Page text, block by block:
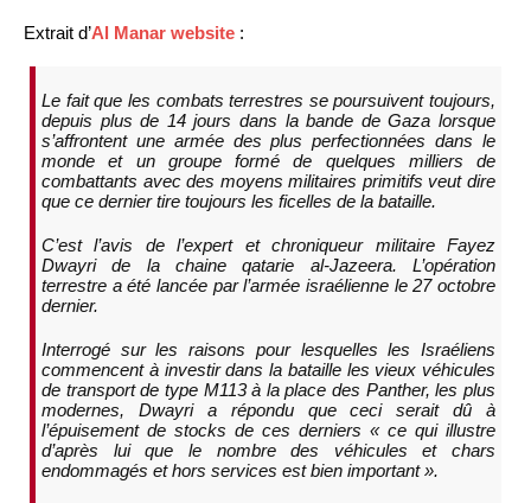
Extrait d’Al Manar website :
Le fait que les combats terrestres se poursuivent toujours,
depuis plus de 14 jours dans la bande de Gaza lorsque
s’affrontent une armée des plus perfectionnées dans le
monde et un groupe formé de quelques milliers de
combattants avec des moyens militaires primitifs veut dire
que ce dernier tire toujours les ficelles de la bataille.
C’est l’avis de l’expert et chroniqueur militaire Fayez
Dwayri de la chaine qatarie al-Jazeera. L’opération
terrestre a été lancée par l’armée israélienne le 27 octobre
dernier.
Interrogé sur les raisons pour lesquelles les Israéliens
commencent à investir dans la bataille les vieux véhicules
de transport de type M113 à la place des Panther, les plus
modernes, Dwayri a répondu que ceci serait dû à
l’épuisement de stocks de ces derniers « ce qui illustre
d’après lui que le nombre des véhicules et chars
endommagés et hors services est bien important ».